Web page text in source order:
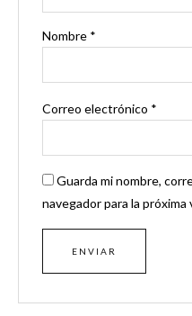
Nombre *
Correo electrónico *
Guarda mi nombre,
navegador para la